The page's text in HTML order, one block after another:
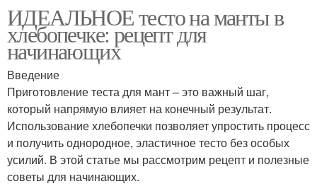
ИДЕАЛЬНОЕ тесто на манты в
хлебопечке: рецепт для
начинающих
Введение
Приготовление теста для мант – это важный шаг,
который напрямую влияет на конечный результат.
Использование хлебопечки позволяет упростить процесс
и получить однородное, эластичное тесто без особых
усилий. В этой статье мы рассмотрим рецепт и полезные
советы для начинающих.